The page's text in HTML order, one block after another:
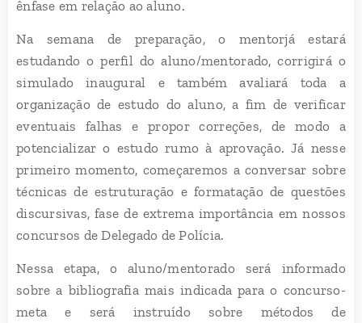
ênfase em relação ao aluno.
Na semana de preparação, o mentorjá estará
estudando o perfil do aluno/mentorado, corrigirá o
simulado inaugural e também avaliará toda a
organização de estudo do aluno, a fim de verificar
eventuais falhas e propor correções, de modo a
potencializar o estudo rumo à aprovação. Já nesse
primeiro momento, começaremos a conversar sobre
técnicas de estruturação e formatação de questões
discursivas, fase de extrema importância em nossos
concursos de Delegado de Polícia.
Nessa etapa, o aluno/mentorado será informado
sobre a bibliografia mais indicada para o concurso-
meta e será instruído sobre métodos de